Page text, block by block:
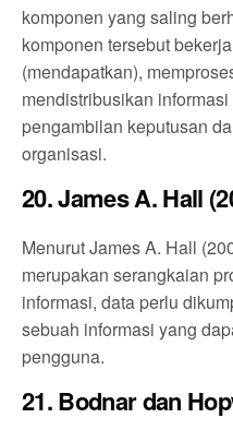
komponen yang saling
komponen tersebut
(mendapatkan),
mendistribusikan
pengambilan keputusan
organisasi.
20. James A. Hall
Menurut James A. Hall
merupakan serangkaian
informasi, data perlu
sebuah informasi yang
pengguna.
21. Bodnar dan